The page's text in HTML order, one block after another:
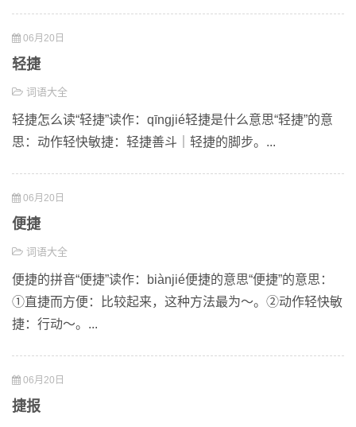
06月20日
轻捷
词语大全
轻捷怎么读“轻捷”读作：qīngjié轻捷是什么意思“轻捷”的意
思：动作轻快敏捷：轻捷善斗｜轻捷的脚步。...
06月20日
便捷
词语大全
便捷的拼音“便捷”读作：biànjié便捷的意思“便捷”的意思：
①直捷而方便：比较起来，这种方法最为～。②动作轻快敏
捷：行动～。...
06月20日
捷报